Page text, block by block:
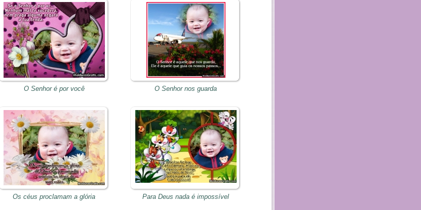
O Senhor é por você O Senhor nos guarda
Os céus proclamam a glória Para Deus nada é impossível